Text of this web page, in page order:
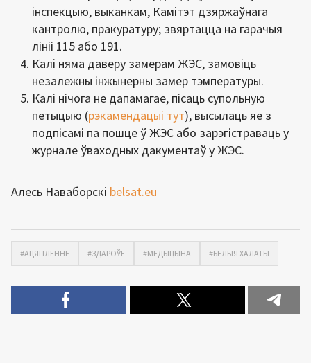
інспекцыю, выканкам, Камітэт дзяржаўнага
кантролю, пракуратуру; звяртацца на гарачыя
лініі 115 або 191.
Калі няма даверу замерам ЖЭС, замовіць
незалежны інжынерны замер тэмпературы.
Калі нічога не дапамагае, пісаць супольную
петыцыю (рэкамендацыі тут), высылаць яе з
подпісамі па пошце ў ЖЭС або зарэгістраваць у
журнале ўваходных дакументаў у ЖЭС.
Алесь Наваборскі belsat.eu
#АЦЯПЛЕННЕ #ЗДАРОЎЕ #МЕДЫЦЫНА #БЕЛЫЯ ХАЛАТЫ